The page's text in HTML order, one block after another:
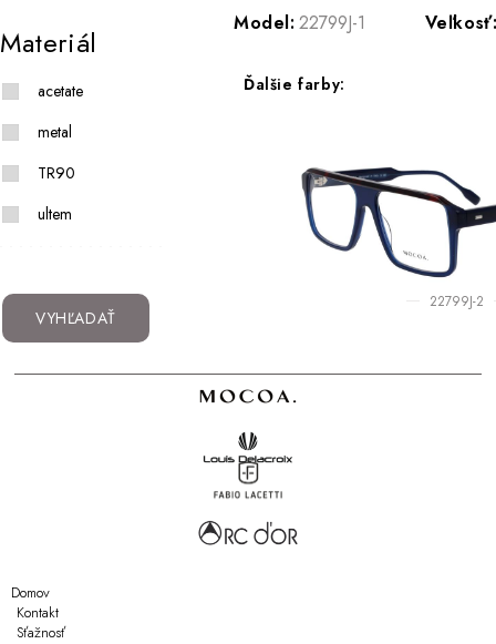
Materiál
acetate
metal
TR90
ultem
VYHĽADAŤ
Model: 22799J-1
Ďalšie farby:
22799J-2
Domov
Kontakt
Sťažnosť